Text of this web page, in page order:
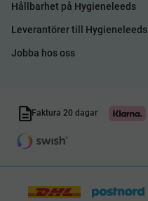
Hållbarhet på Hygieneleeds
Leverantörer till Hygieneleeds
Jobba hos oss
Faktura 20 dagar